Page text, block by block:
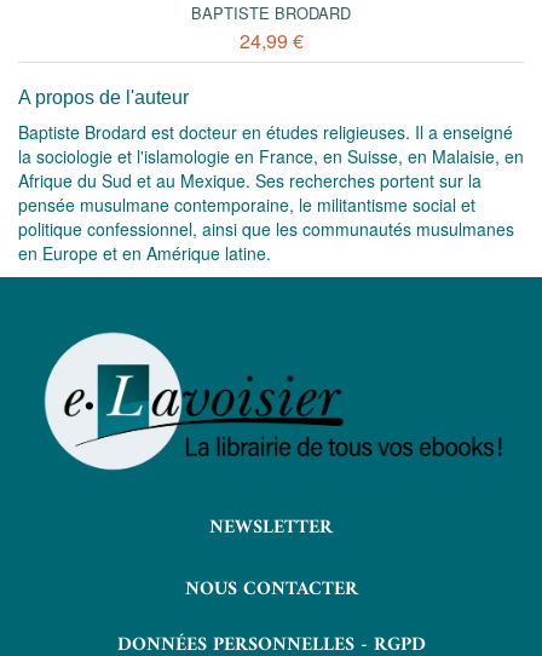
BAPTISTE BRODARD
24,99 €
A propos de l'auteur
Baptiste Brodard est docteur en études religieuses. Il a enseigné
la sociologie et l'islamologie en France, en Suisse, en Malaisie, en
Afrique du Sud et au Mexique. Ses recherches portent sur la
pensée musulmane contemporaine, le militantisme social et
politique confessionnel, ainsi que les communautés musulmanes
en Europe et en Amérique latine.
NEWSLETTER
NOUS CONTACTER
DONNÉES PERSONNELLES - RGPD